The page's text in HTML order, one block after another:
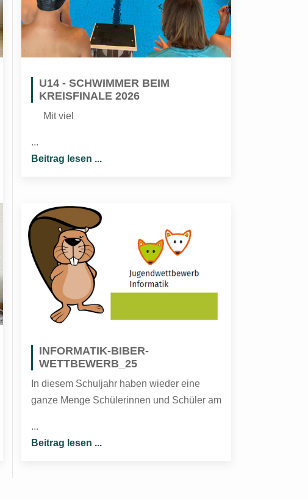
U14 - SCHWIMMER BEIM
KREISFINALE 2026
Mit viel
...
Beitrag lesen ...
INFORMATIK-BIBER-
WETTBEWERB_25
In diesem Schuljahr haben wieder eine
ganze Menge Schülerinnen und Schüler am
...
Beitrag lesen ...